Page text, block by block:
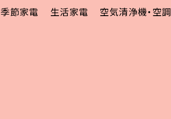
季節家電 生活家電 空気清浄機・空